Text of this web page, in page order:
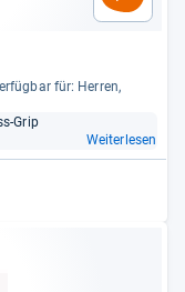
für: Her­ren,
​Grip
Weiterlesen